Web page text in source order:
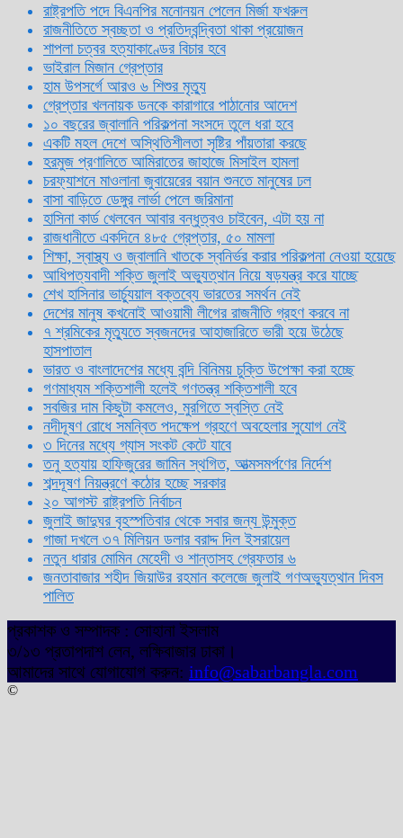
রাষ্ট্রপতি পদে বিএনপির মনোনয়ন পেলেন মির্জা ফখরুল
রাজনীতিতে স্বচ্ছতা ও প্রতিদ্বন্দ্বিতা থাকা প্রয়োজন
শাপলা চত্বর হত্যাকাণ্ডের বিচার হবে
ভাইরাল মিজান গ্রেপ্তার
হাম উপসর্গে আরও ৬ শিশুর মৃত্যু
গ্রেপ্তার খলনায়ক ডনকে কারাগারে পাঠানোর আদেশ
১০ বছরের জ্বালানি পরিকল্পনা সংসদে তুলে ধরা হবে
একটি মহল দেশে অস্থিতিশীলতা সৃষ্টির পাঁয়তারা করছে
হরমুজ প্রণালিতে আমিরাতের জাহাজে মিসাইল হামলা
চরফ্যাশনে মাওলানা জুবায়েরের বয়ান শুনতে মানুষের ঢল
বাসা বাড়িতে ডেঙ্গুর লার্ভা পেলে জরিমানা
হাসিনা কার্ড খেলবেন আবার বন্ধুত্বও চাইবেন, এটা হয় না
রাজধানীতে একদিনে ৪৮৫ গ্রেপ্তার, ৫০ মামলা
শিক্ষা, স্বাস্থ্য ও জ্বালানি খাতকে স্বনির্ভর করার পরিকল্পনা নেওয়া হয়েছে
আধিপত্যবাদী শক্তি জুলাই অভ্যুত্থান নিয়ে ষড়যন্ত্র করে যাচ্ছে
শেখ হাসিনার ভার্চ্যুয়াল বক্তব্যে ভারতের সমর্থন নেই
দেশের মানুষ কখনোই আওয়ামী লীগের রাজনীতি গ্রহণ করবে না
৭ শ্রমিকের মৃত্যুতে স্বজনদের আহাজারিতে ভারী হয়ে উঠেছে
হাসপাতাল
ভারত ও বাংলাদেশের মধ্যে বন্দি বিনিময় চুক্তি উপেক্ষা করা হচ্ছে
গণমাধ্যম শক্তিশালী হলেই গণতন্ত্র শক্তিশালী হবে
সবজির দাম কিছুটা কমলেও, মুরগিতে স্বস্তি নেই
নদীদূষণ রোধে সমন্বিত পদক্ষেপ গ্রহণে অবহেলার সুযোগ নেই
৩ দিনের মধ্যে গ্যাস সংকট কেটে যাবে
তনু হত্যায় হাফিজুরের জামিন স্থগিত, আত্মসমর্পণের নির্দেশ
শব্দদূষণ নিয়ন্ত্রণে কঠোর হচ্ছে সরকার
২০ আগস্ট রাষ্ট্রপতি নির্বাচন
জুলাই জাদুঘর বৃহস্পতিবার থেকে সবার জন্য উন্মুক্ত
গাজা দখলে ৩৭ মিলিয়ন ডলার বরাদ্দ দিল ইসরায়েল
নতুন ধারার মোমিন মেহেদী ও শান্তাসহ গ্রেফতার ৬
জনতাবাজার শহীদ জিয়াউর রহমান কলেজে জুলাই গণঅভ্যুত্থান দিবস
পালিত
প্রকাশক ও সম্পাদক : সোহানা ইসলাম
৩/১৩ প্রতাপদাশ লেন, লক্ষিবাজার ঢাকা।
আমাদের সাথে যোগাযোগ করুন: info@sabarbangla.com
©